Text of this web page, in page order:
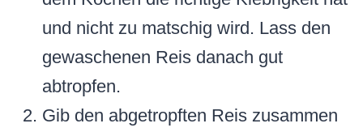
und nicht zu matschig wird. Lass den
gewaschenen Reis danach gut
abtropfen.
Gib den abgetropften Reis zusammen